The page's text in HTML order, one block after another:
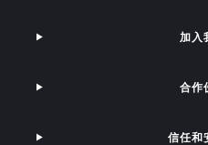
加入
合作
信任和